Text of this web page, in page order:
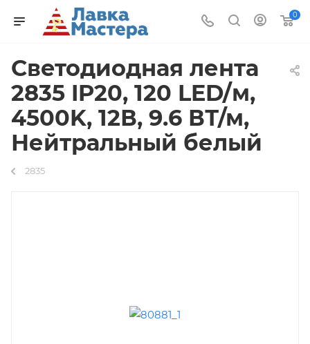
0
Светодиодная лента
2835 IP20, 120 LED/м,
4500K, 12В, 9.6 ВТ/м,
Нейтральный белый
2835